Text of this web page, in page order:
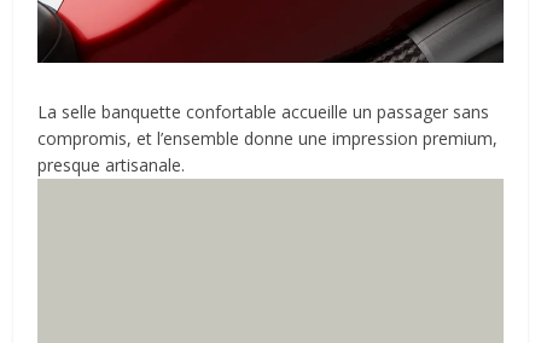
La selle banquette confortable accueille un passager sans
compromis, et l’ensemble donne une impression premium,
presque artisanale.